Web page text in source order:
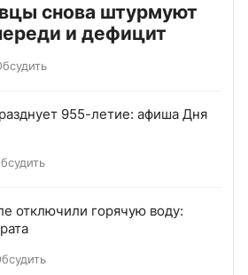
снова штурмуют
и дефицит
955-летие: афиша Дня
отключили горячую воду: